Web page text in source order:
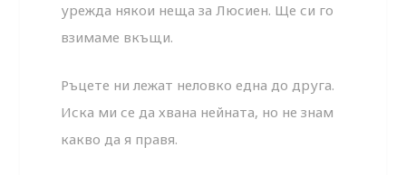
урежда някои неща за Люсиен. Ще си го
взимаме вкъщи.
Ръцете ни лежат неловко една до друга.
Иска ми се да хвана нейната, но не знам
какво да я правя.